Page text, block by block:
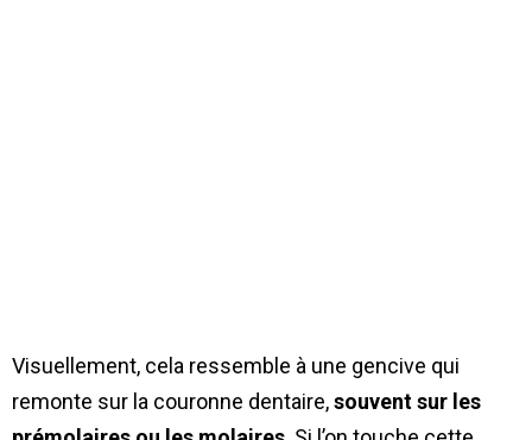
Visuellement, cela ressemble à une gencive qui
remonte sur la couronne dentaire,souvent sur les